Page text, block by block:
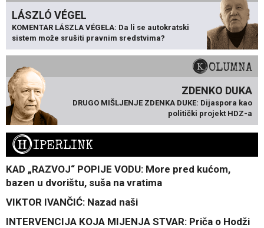
LÁSZLÓ VÉGEL
KOMENTAR LÁSZLA VÉGELA: Da li se autokratski
sistem može srušiti pravnim sredstvima?
KOLUMNA
ZDENKO DUKA
DRUGO MIŠLJENJE ZDENKA DUKE: Dijaspora kao
politički projekt HDZ-a
HIPERLINK
KAD „RAZVOJ“ POPIJE VODU: More pred kućom,
bazen u dvorištu, suša na vratima
VIKTOR IVANČIĆ: Nazad naši
INTERVENCIJA KOJA MIJENJA STVAR: Priča o Hodži